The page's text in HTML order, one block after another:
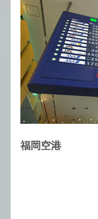
福岡空港